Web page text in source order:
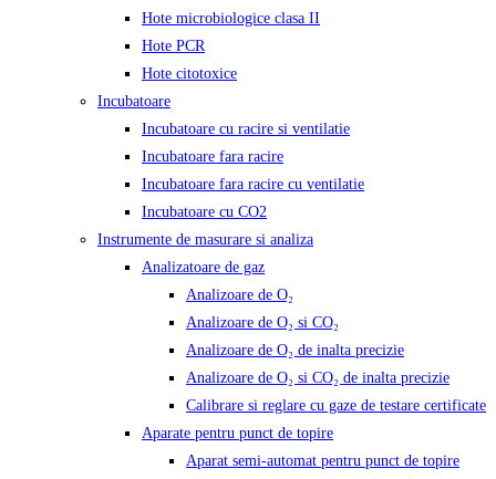
Hote microbiologice clasa II
Hote PCR
Hote citotoxice
Incubatoare
Incubatoare cu racire si ventilatie
Incubatoare fara racire
Incubatoare fara racire cu ventilatie
Incubatoare cu CO2
Instrumente de masurare si analiza
Analizatoare de gaz
Analizoare de O₂
Analizoare de O₂ si CO₂
Analizoare de O₂ de inalta precizie
Analizoare de O₂ si CO₂ de inalta precizie
Calibrare si reglare cu gaze de testare certificate
Aparate pentru punct de topire
Aparat semi-automat pentru punct de topire